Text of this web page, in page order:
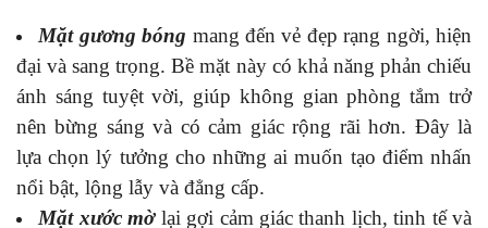
Mặt gương bóng mang đến vẻ đẹp rạng ngời, hiện
đại và sang trọng. Bề mặt này có khả năng phản chiếu
ánh sáng tuyệt vời, giúp không gian phòng tắm trở
nên bừng sáng và có cảm giác rộng rãi hơn. Đây là
lựa chọn lý tưởng cho những ai muốn tạo điểm nhấn
nổi bật, lộng lẫy và đẳng cấp.
Mặt xước mờlại gợi cảm giác thanh lịch, tinh tế và